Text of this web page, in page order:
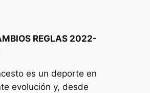
REGLAS 2022-
es un deporte en
evolución y, desde